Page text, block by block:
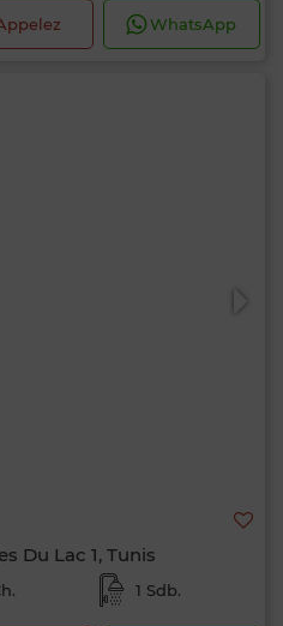
WhatsApp
Du Lac 1, Tunis
1 Sdb.